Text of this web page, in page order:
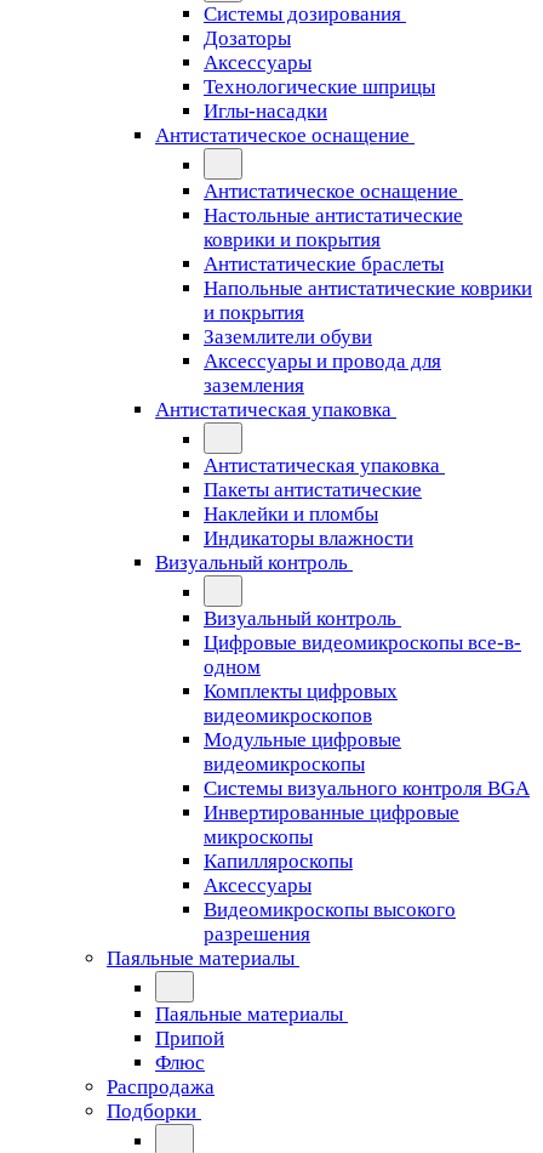
Системы дозирования
Дозаторы
Аксессуары
Технологические шприцы
Иглы-насадки
Антистатическое оснащение
Антистатическое оснащение
Настольные антистатические
коврики и покрытия
Антистатические браслеты
Напольные антистатические коврики
и покрытия
Заземлители обуви
Аксессуары и провода для
заземления
Антистатическая упаковка
Антистатическая упаковка
Пакеты антистатические
Наклейки и пломбы
Индикаторы влажности
Визуальный контроль
Визуальный контроль
Цифровые видеомикроскопы все-в-
одном
Комплекты цифровых
видеомикроскопов
Модульные цифровые
видеомикроскопы
Cистемы визуального контроля BGA
Инвертированные цифровые
микроскопы
Капилляроскопы
Аксессуары
Видеомикроскопы высокого
разрешения
Паяльные материалы
Паяльные материалы
Припой
Флюс
Распродажа
Подборки